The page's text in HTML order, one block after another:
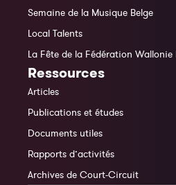
Semaine de la Musique Belge
Local Talents
La Fête de la Fédération Wallonie
Ressources
Articles
Publications et études
Documents utiles
Rapports d’activités
Archives de Court-Circuit